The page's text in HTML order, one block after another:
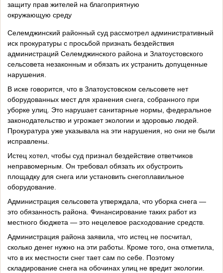
защиту прав жителей на благоприятную
окружающую среду
Селемджинский районный суд рассмотрел административный
иск прокуратуры с просьбой признать бездействия
администраций Селемджинского района и Златоустовского
сельсовета незаконным и обязать их устранить допущенные
нарушения.
В иске говорится, что в Златоустовском сельсовете нет
оборудованных мест для хранения снега, собранного при
уборке улиц. Это нарушает санитарные нормы, федеральное
законодательство и угрожает экологии и здоровью людей.
Прокуратура уже указывала на эти нарушения, но они не были
исправлены.
Истец хотел, чтобы суд признал бездействие ответчиков
неправомерным. Он требовал обязать их обустроить
площадку для снега или установить снегоплавильное
оборудование.
Администрация сельсовета утверждала, что уборка снега —
это обязанность района. Финансирование таких работ из
местного бюджета — это нецелевое расходование средств.
Администрация района заявила, что истец не посчитал,
сколько денег нужно на эти работы. Кроме того, она отметила,
что в их местности снег тает сам по себе. Поэтому
складирование снега на обочинах улиц не вредит экологии.